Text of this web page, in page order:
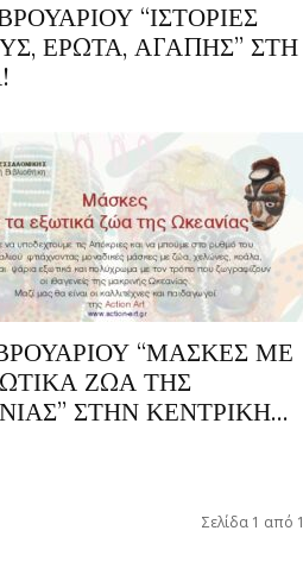
“ΙΣΤΟΡΙΕΣ
ΕΡΩΤΑ, ΑΓΑΠΗΣ” ΣΤΗ
“ΜΑΣΚΕΣ ΜΕ
ΖΩΑ ΤΗΣ
ΣΤΗΝ ΚΕΝΤΡΙΚΗ...
Σελίδα 1 από